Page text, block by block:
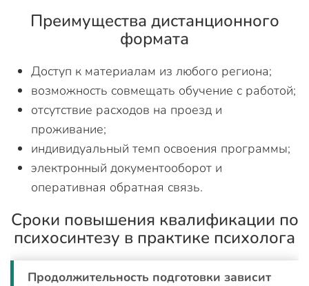
Преимущества дистанционного
формата
Доступ к материалам из любого региона;
возможность совмещать обучение с работой;
отсутствие расходов на проезд и
проживание;
индивидуальный темп освоения программы;
электронный документооборот и
оперативная обратная связь.
Сроки повышения квалификации по
психосинтезу в практике психолога
Продолжительность подготовки зависит